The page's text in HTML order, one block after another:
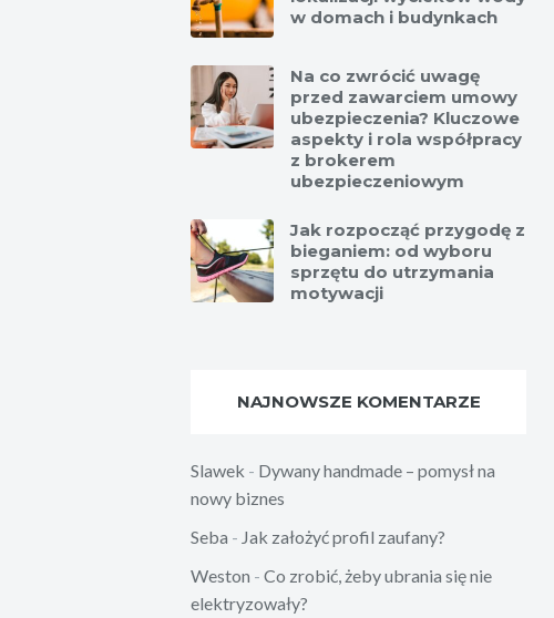
w domach i budynkach
Na co zwrócić uwagę
przed zawarciem umowy
ubezpieczenia? Kluczowe
aspekty i rola współpracy
z brokerem
ubezpieczeniowym
Jak rozpocząć przygodę z
bieganiem: od wyboru
sprzętu do utrzymania
motywacji
NAJNOWSZE KOMENTARZE
Slawek - Dywany handmade – pomysł na
nowy biznes
Seba - Jak założyć profil zaufany?
Weston - Co zrobić, żeby ubrania się nie
elektryzowały?